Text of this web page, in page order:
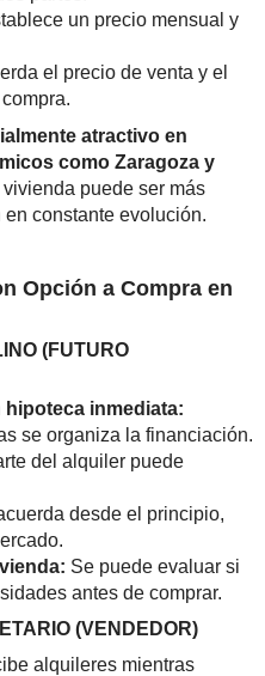
un precio mensual y
el precio de venta y el
atractivo en
como Zaragoza y
puede ser más
constante evolución.
Opción a Compra en
(FUTURO
inmediata:
se organiza la financiación.
del alquiler puede
desde el principio,
Se puede evaluar si
antes de comprar.
(VENDEDOR)
alquileres mientras